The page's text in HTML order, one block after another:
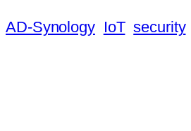
AD-Synology IoT security